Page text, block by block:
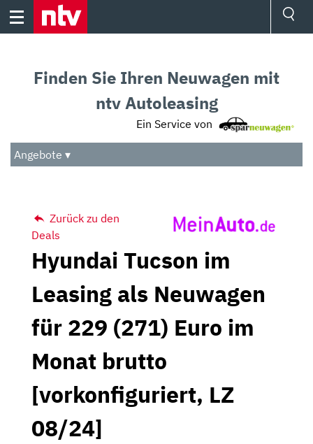
Skip
Audio
Das Beste
Finden Sie Ihren Neuwagen mit
ntv Autoleasing
Ein Service von
Angebote ▾
Zurück zu den
Deals
Hyundai Tucson im
Leasing als Neuwagen
für 229 (271) Euro im
Monat brutto
[vorkonfiguriert, LZ
08/24]